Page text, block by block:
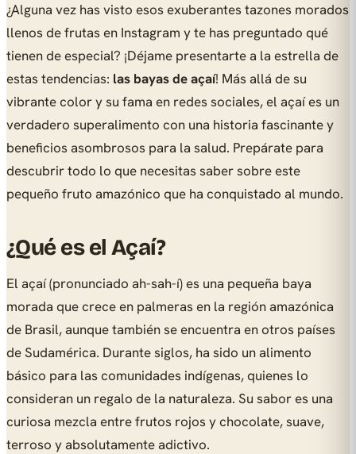
¿Alguna vez has visto esos exuberantes tazones morados
llenos de frutas en Instagram y te has preguntado qué
tienen de especial? ¡Déjame presentarte a la estrella de
estas tendencias: las bayas de açaí! Más allá de su
vibrante color y su fama en redes sociales, el açaí es un
verdadero superalimento con una historia fascinante y
beneficios asombrosos para la salud. Prepárate para
descubrir todo lo que necesitas saber sobre este
pequeño fruto amazónico que ha conquistado al mundo.
¿Qué es el Açaí?
El açaí (pronunciado ah-sah-í) es una pequeña baya
morada que crece en palmeras en la región amazónica
de Brasil, aunque también se encuentra en otros países
de Sudamérica. Durante siglos, ha sido un alimento
básico para las comunidades indígenas, quienes lo
consideran un regalo de la naturaleza. Su sabor es una
curiosa mezcla entre frutos rojos y chocolate, suave,
terroso y absolutamente adictivo.